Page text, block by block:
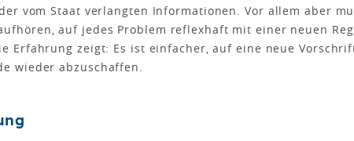
vom Staat verlangten Informationen. Vor allem aber
auf jedes Problem reflexhaft mit einer neuen
Erfahrung zeigt: Es ist einfacher, auf eine neue
wieder abzuschaffen.